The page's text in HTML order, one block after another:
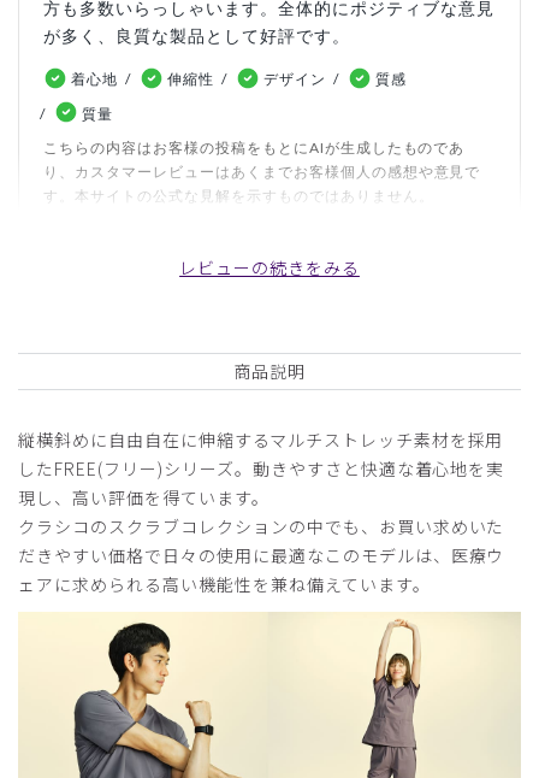
方も多数いらっしゃいます。全体的にポジティブな意見
が多く、良質な製品として好評です。
着心地 伸縮性 デザイン
質感
質量
こちらの内容はお客様の投稿をもとにAIが生成したものであ
り、カスタマーレビューはあくまでお客様個人の感想や意見で
す。本サイトの公式な見解を示すものではありません。
評価順 いいね数順
開業医様
購入確認済み
年齢:60代 身長:171-175cm
サイズ感小さめ
大きめ
ストレッチ感 よく伸びる
伸びない
厚さ
とても薄い 厚い
刺繍代込みでもう少しリーズナブルであれば頻繁に買い替え
商品： 248メンズ:スクラブトップス・FREE/ディープネ
イビー/L
レビューの続きをみる
商品説明
縦横斜めに自由自在に伸縮するマルチストレッチ素材を採用
したFREE(フリー)シリーズ。動きやすさと快適な着心地を実
現し、高い評価を得ています。
クラシコのスクラブコレクションの中でも、お買い求めいた
だきやすい価格で日々の使用に最適なこのモデルは、医療ウ
ェアに求められる高い機能性を兼ね備えています。